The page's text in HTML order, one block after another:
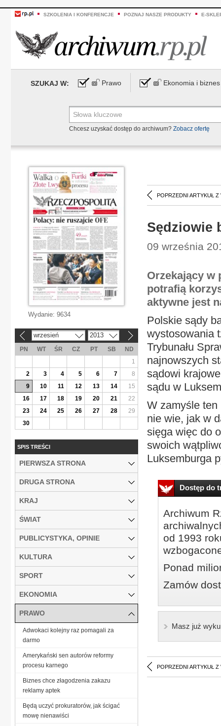
SZKOLENIA I KONFERENCJE POZNAJ NASZE PRODUKTY E-
SZUKAJ W: Prawo Ekonomia i biznes
Chcesz uzyskać dostęp do archiwum? Zobacz ofertę
POPRZEDNI ARTYKUŁ Z
Sędziowie
09 września
Orzekający w
potrafią
aktywne jest
Polskie sądy
wystosowania
Trybunału
najnowszych
sądowi
sądu w
W zamyśle
nie wie, jak w
sięga więc do
swoich
Luksemburga
Dostęp do
Archiwum
od 1993
Ponad
Zamów
Masz już
POPRZEDNI ARTYKUŁ Z
Wydanie: 9634
wrzesień 2013
PN WT ŚR CZ PT SB
ND
1
2
3 4 5 6 7
8
9
10 11 12 13 14
15
16
17 18 19 20 21
22
23
24 25 26 27 28
29
30
SPIS TREŚCI
PIERWSZA STRONA
DRUGA STRONA
KRAJ
ŚWIAT
PUBLICYSTYKA, OPINIE
KULTURA
SPORT
EKONOMIA
PRAWO
Adwokaci kolejny raz pomagali za
darmo
Amerykański sen autorów reformy
procesu karnego
Biznes chce złagodzenia zakazu
reklamy aptek
Będą uczyć prokuratorów, jak ścigać
mowę nienawiści